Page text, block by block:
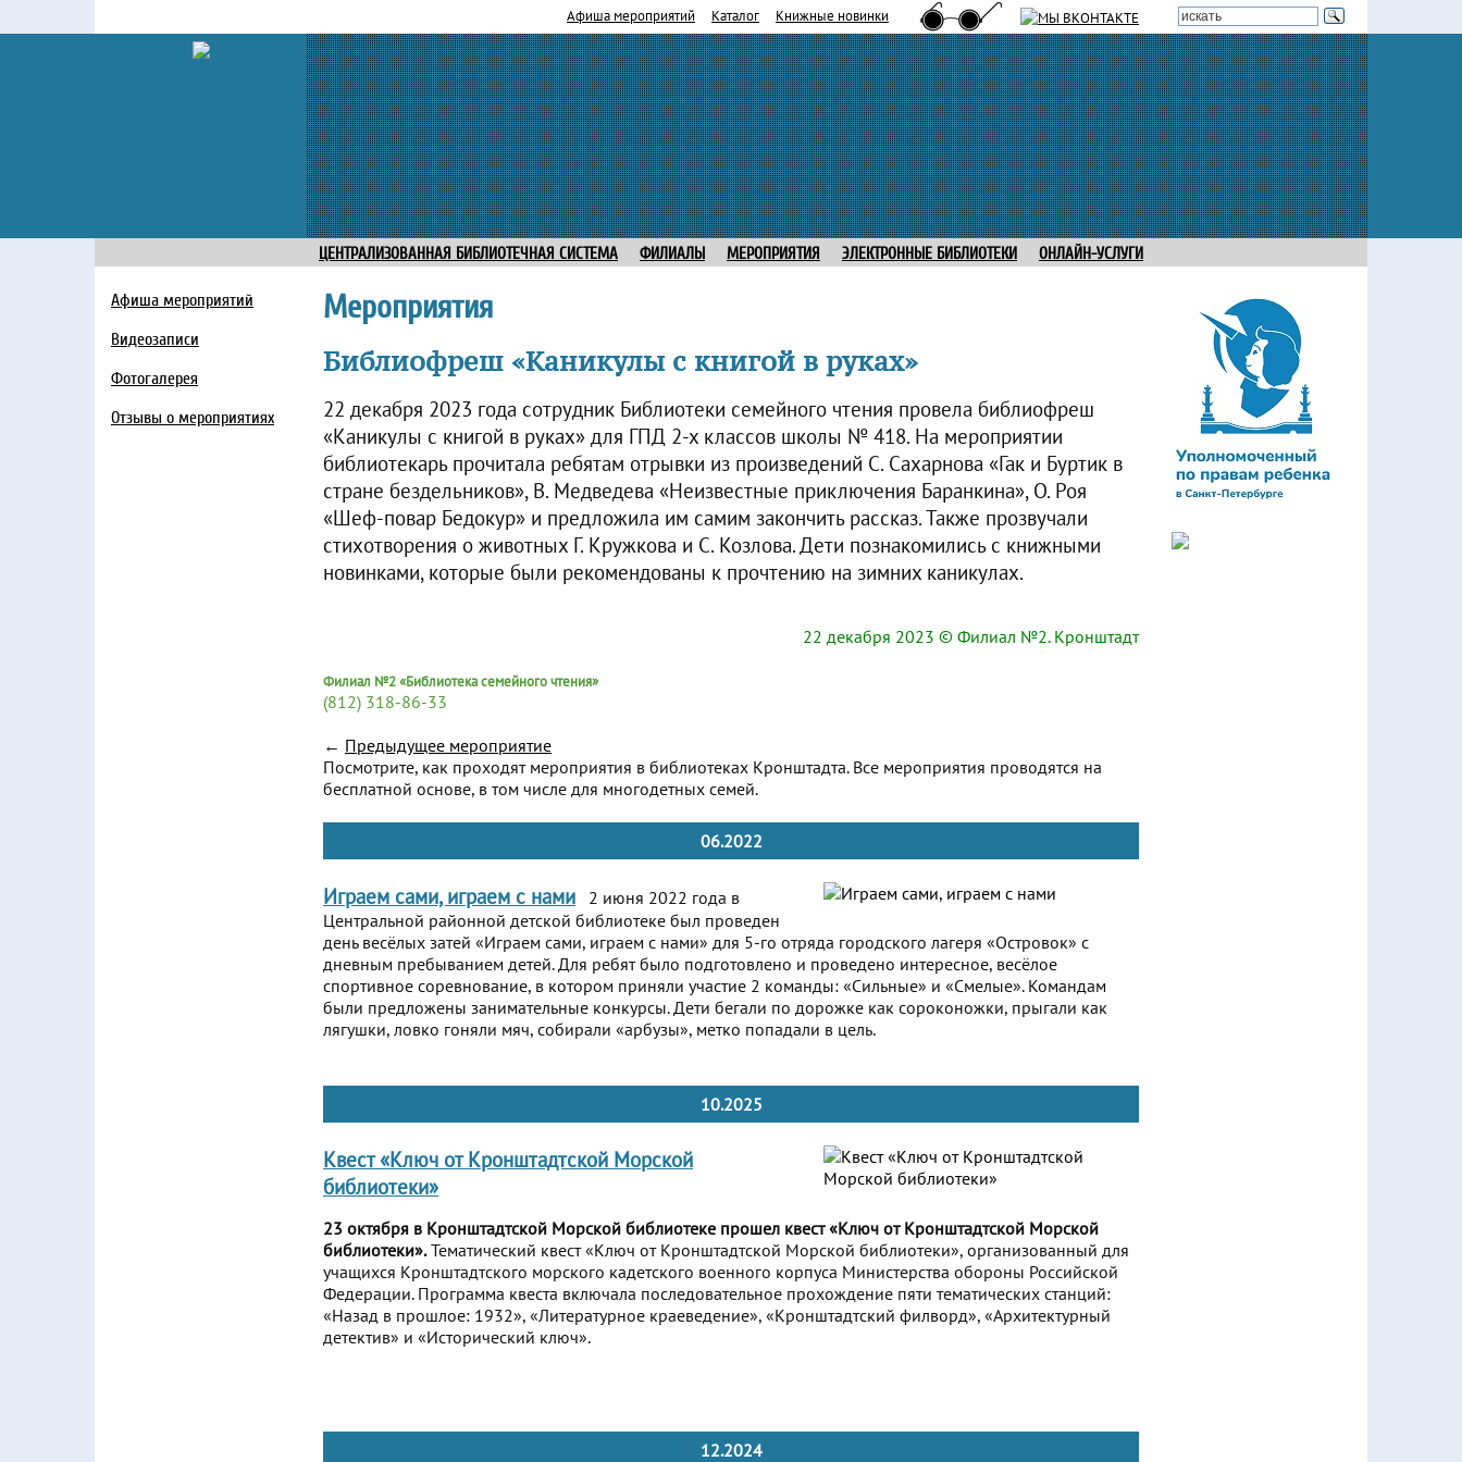
Афиша мероприятий Каталог Книжные новинки
ЦЕНТРАЛИЗОВАННАЯ БИБЛИОТЕЧНАЯ СИСТЕМА ФИЛИАЛЫ МЕРОПРИЯТИЯ ЭЛЕКТРОННЫЕ БИБЛИОТЕКИ ОНЛАЙН-УСЛУГИ
Афиша мероприятий
Видеозаписи
Фотогалерея
Отзывы о мероприятиях
Мероприятия
Библиофреш «Каникулы с книгой в руках»
22 декабря 2023 года сотрудник Библиотеки семейного чтения провела библиофреш
«Каникулы с книгой в руках» для ГПД 2-х классов школы № 418. На мероприятии
библиотекарь прочитала ребятам отрывки из произведений С. Сахарнова «Гак и Буртик в
стране бездельников», В. Медведева «Неизвестные приключения Баранкина», О. Роя
«Шеф-повар Бедокур» и предложила им самим закончить рассказ. Также прозвучали
стихотворения о животных Г. Кружкова и С. Козлова. Дети познакомились с книжными
новинками, которые были рекомендованы к прочтению на зимних каникулах.
22 декабря 2023 © Филиал №2. Кронштадт
Филиал №2 «Библиотека семейного чтения»
(812) 318-86-33
← Предыдущее мероприятие
Посмотрите, как проходят мероприятия в библиотеках Кронштадта. Все мероприятия проводятся на
бесплатной основе, в том числе для многодетных семей.
06.2022
Играем сами, играем с нами
2 июня 2022 года в
Центральной районной детской библиотеке был проведен
день весёлых затей «Играем сами, играем с нами» для 5-го отряда городского лагеря «Островок» с
дневным пребыванием детей. Для ребят было подготовлено и проведено интересное, весёлое
спортивное соревнование, в котором приняли участие 2 команды: «Сильные» и «Смелые». Командам
были предложены занимательные конкурсы. Дети бегали по дорожке как сороконожки, прыгали как
лягушки, ловко гоняли мяч, собирали «арбузы», метко попадали в цель.
10.2025
Квест «Ключ от Кронштадтской Морской
библиотеки»
23 октября в Кронштадтской Морской библиотеке прошел квест «Ключ от Кронштадтской Морской
библиотеки».Тематический квест «Ключ от Кронштадтской Морской библиотеки», организованный для
учащихся Кронштадтского морского кадетского военного корпуса Министерства обороны Российской
Федерации. Программа квеста включала последовательное прохождение пяти тематических станций:
«Назад в прошлое: 1932», «Литературное краеведение», «Кронштадтский филворд», «Архитектурный
детектив» и «Исторический ключ».
12.2024